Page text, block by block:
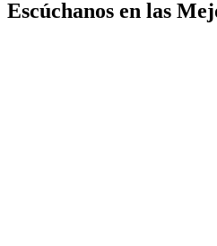
Escúchanos en las